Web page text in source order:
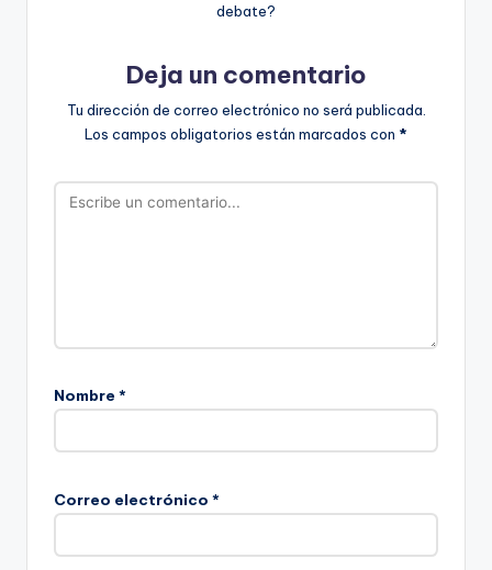
debate?
Deja un comentario
Tu dirección de correo electrónico no será publicada.
Los campos obligatorios están marcados con *
Nombre *
Correo electrónico *